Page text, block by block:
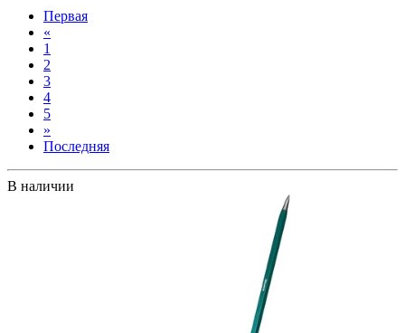
Первая
«
1
2
3
4
5
»
Последняя
В наличии